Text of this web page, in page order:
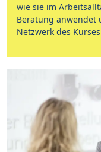
wie sie im
Beratung anwendet
Netzwerk des